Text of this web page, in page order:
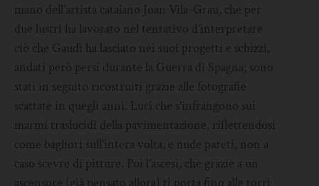
mano dell’artista catalano Joan Vila-Grau, che per
due lustri ha lavorato nel tentativo d’interpretare
ciò che Gaudì ha lasciato nei suoi progetti e schizzi,
andati però persi durante la Guerra di Spagna; sono
stati in seguito ricostruiti grazie alle fotografie
scattate in quegli anni. Luci che s’infrangono sui
marmi traslucidi della pavimentazione, riflettendosi
come bagliori sull’intera volta, e nude pareti, non a
caso scevre di pitture. Poi l’ascesi, che grazie a un
ascensore (già pensato allora) ti porta fino alle torri